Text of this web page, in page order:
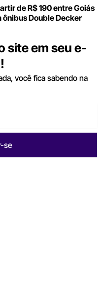
de R$ 190 entre Goiás
ônibus Double Decker
site em seu e-
você fica sabendo na
se